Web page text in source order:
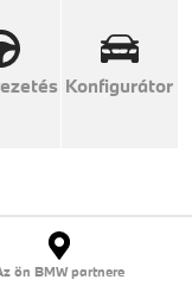
Konfigurátor
ön BMW partnere